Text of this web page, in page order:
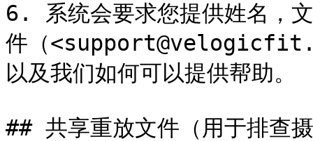
6. 系统会要求您提供姓名，
件（
以及我们如何可以提供帮助。
## 共享重放文件（用于排查